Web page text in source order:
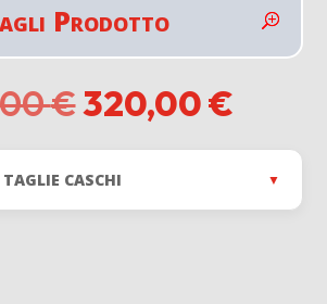
Prodotto
€Il
prezzo
originale
era:
599,00 €.
320,00€Il
CASCHI ▼